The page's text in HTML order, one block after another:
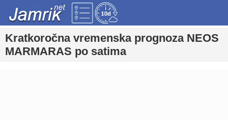
Kratkoročna vremenska prognoza NEOS
MARMARAS po satima